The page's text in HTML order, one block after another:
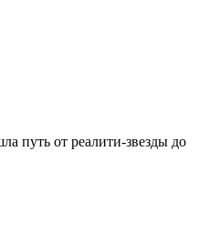
путь от реалити-звезды до